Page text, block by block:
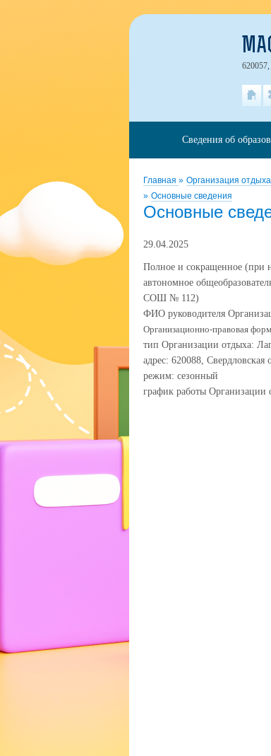
Главная » Организация
» Основные сведения
Основные
29.04.2025
Полное и сокращенное (при
автономное
СОШ № 112)
ФИО руководителя
Организационно-правовая
тип Организации отдыха:
адрес: 620088, Свердловская
режим: сезонный
график работы Организации
620057,
Сведения об